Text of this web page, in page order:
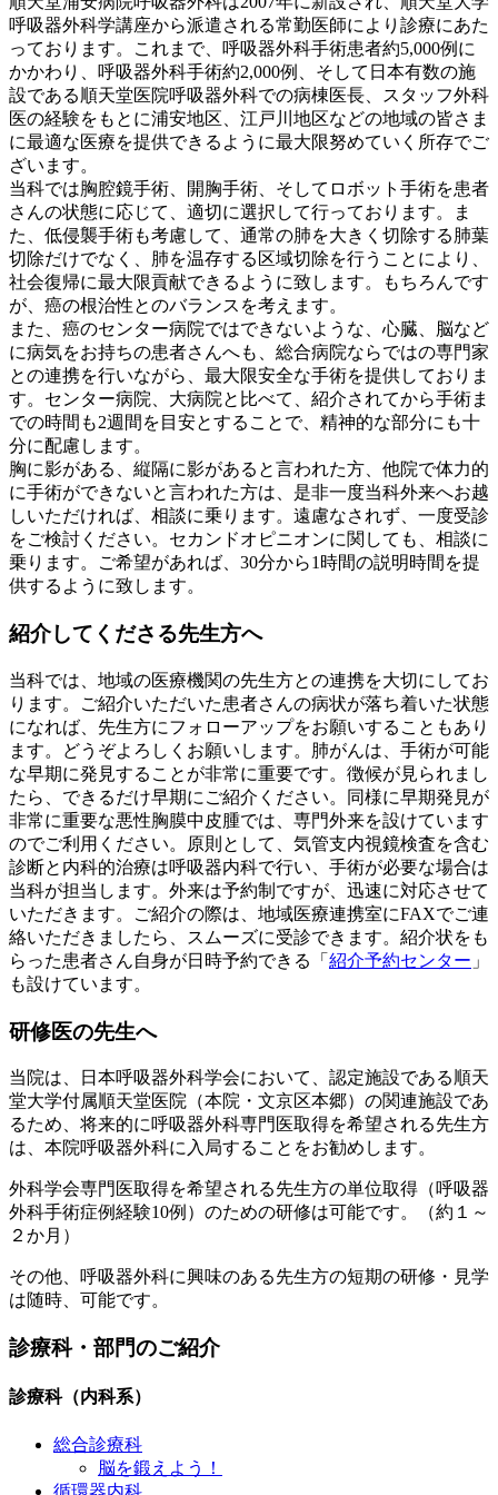
呼吸器外科学講座から派遣される常勤医師により診療にあた
っております。これまで、呼吸器外科手術患者約5,000例に
かかわり、呼吸器外科手術約2,000例、そして日本有数の施
設である順天堂医院呼吸器外科での病棟医長、スタッフ外科
医の経験をもとに浦安地区、江戸川地区などの地域の皆さま
に最適な医療を提供できるように最大限努めていく所存でご
ざいます。
当科では胸腔鏡手術、開胸手術、そしてロボット手術を患者
さんの状態に応じて、適切に選択して行っております。ま
た、低侵襲手術も考慮して、通常の肺を大きく切除する肺葉
切除だけでなく、肺を温存する区域切除を行うことにより、
社会復帰に最大限貢献できるように致します。もちろんです
が、癌の根治性とのバランスを考えます。
また、癌のセンター病院ではできないような、心臓、脳など
に病気をお持ちの患者さんへも、総合病院ならではの専門家
との連携を行いながら、最大限安全な手術を提供しておりま
す。センター病院、大病院と比べて、紹介されてから手術ま
での時間も2週間を目安とすることで、精神的な部分にも十
分に配慮します。
胸に影がある、縦隔に影があると言われた方、他院で体力的
に手術ができないと言われた方は、是非一度当科外来へお越
しいただければ、相談に乗ります。遠慮なされず、一度受診
をご検討ください。セカンドオピニオンに関しても、相談に
乗ります。ご希望があれば、30分から1時間の説明時間を提
供するように致します。
紹介してくださる先生方へ
当科では、地域の医療機関の先生方との連携を大切にしてお
ります。ご紹介いただいた患者さんの病状が落ち着いた状態
になれば、先生方にフォローアップをお願いすることもあり
ます。どうぞよろしくお願いします。肺がんは、手術が可能
な早期に発見することが非常に重要です。徴候が見られまし
たら、できるだけ早期にご紹介ください。同様に早期発見が
非常に重要な悪性胸膜中皮腫では、専門外来を設けています
のでご利用ください。原則として、気管支内視鏡検査を含む
診断と内科的治療は呼吸器内科で行い、手術が必要な場合は
当科が担当します。外来は予約制ですが、迅速に対応させて
いただきます。ご紹介の際は、地域医療連携室にFAXでご連
絡いただきましたら、スムーズに受診できます。紹介状をも
らった患者さん自身が日時予約できる「 紹介予約センター 」
も設けています。
研修医の先生へ
当院は、日本呼吸器外科学会において、認定施設である順天
堂大学付属順天堂医院（本院・文京区本郷）の関連施設であ
るため、将来的に呼吸器外科専門医取得を希望される先生方
は、本院呼吸器外科に入局することをお勧めします。
外科学会専門医取得を希望される先生方の単位取得（呼吸器
外科手術症例経験10例）のための研修は可能です。（約１～
２か月）
その他、呼吸器外科に興味のある先生方の短期の研修・見学
は随時、可能です。
診療科・部門のご紹介
診療科（内科系）
総合診療科
脳を鍛えよう！
循環器内科